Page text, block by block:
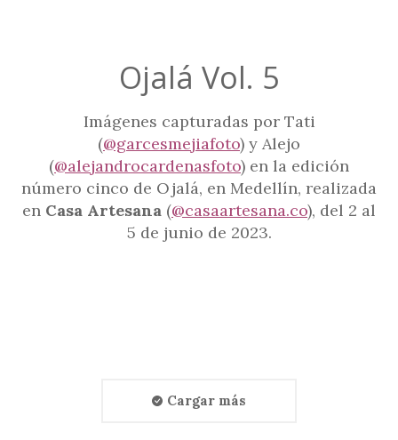
Ojalá Vol. 5
Imágenes capturadas por Tati
(@garcesmejiafoto) y Alejo
(@alejandrocardenasfoto) en la edición
número cinco de Ojalá, en Medellín, realizada
en Casa Artesana (@casaartesana.co), del 2 al
5 de junio de 2023.
Cargar más